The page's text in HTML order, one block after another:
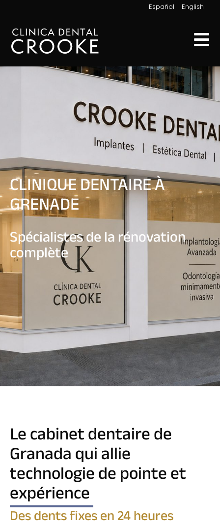
Español English
CLINIQUE DENTAIRE À
GRENADE
Spécialistes de la rénovation
complète
Le cabinet dentaire de
Granada qui allie
technologie de pointe et
expérience
Des dents fixes en 24 heures